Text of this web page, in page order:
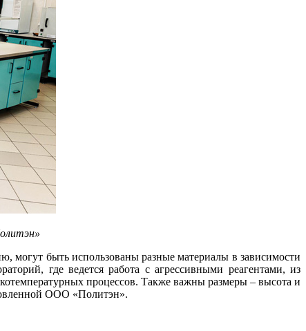
могут быть использованы разные материалы в зависимости
где ведется работа с агрессивными реагентами, из
процессов. Также важны размеры – высота и
ООО «Политэн».